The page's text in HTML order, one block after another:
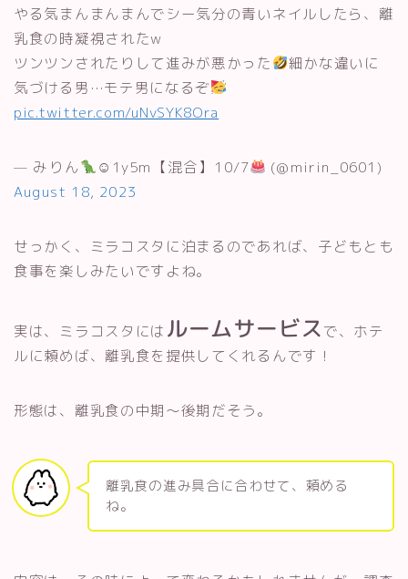
やる気まんまんまんでシー気分の青いネイルしたら、離
乳食の時凝視されたw
ツンツンされたりして進みが悪かった
細かな違いに
気づける男…モテ男になるぞ
pic.twitter.com/uNvSYK8Ora
— みりん ☺︎1y5m【混合】10/7
(@mirin_0601)
August 18, 2023
せっかく、ミラコスタに泊まるのであれば、子どもとも
食事を楽しみたいですよね。
実は、ミラコスタには ルームサービスで、ホテ
ルに頼めば、離乳食を提供してくれるんです！
形態は、離乳食の中期～後期だそう。
離乳食の進み具合に合わせて、頼める
ね。